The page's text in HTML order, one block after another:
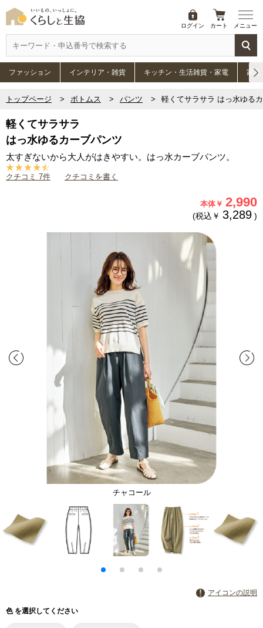
ログイン カート メニュー
ファッション インテリア・雑貨 キッチン・生活雑貨・家電 家具
トップページ ボトムス パンツ 軽くてサラサラ はっ水ゆる
軽くてサラサラ
はっ水ゆるカーブパンツ
太すぎないから大人がはきやすい。はっ水カーブパンツ。
クチコミ 7件 クチコミを書く
本体￥ 2,990
(税込￥ 3,289 )
チャコール
アイコンの説明
色 を選択してください